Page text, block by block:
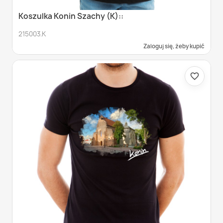
Koszulka Konin Szachy (K)::
215003.K
Zaloguj się, żeby kupić
favorite_border